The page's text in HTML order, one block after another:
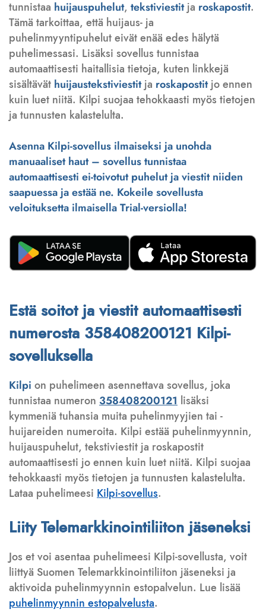
tunnistaa huijauspuhelut, tekstiviestitja roskapostit.
Tämä tarkoittaa, että huijaus- ja
puhelinmyyntipuhelut eivät enää edes hälytä
puhelimessasi. Lisäksi sovellus tunnistaa
automaattisesti haitallisia tietoja, kuten linkkejä
sisältävät huijaustekstiviestitja roskapostitjo ennen
kuin luet niitä. Kilpi suojaa tehokkaasti myös tietojen
ja tunnusten kalastelulta.
Asenna Kilpi-sovellus ilmaiseksi ja unohda
manuaaliset haut – sovellus tunnistaa
automaattisesti ei-toivotut puhelut ja viestit niiden
saapuessa ja estää ne. Kokeile sovellusta
veloituksetta ilmaisella Trial-versiolla!
Estä soitot ja viestit automaattisesti
numerosta 358408200121 Kilpi-
sovelluksella
Kilpi on puhelimeen asennettava sovellus, joka
tunnistaa numeron 358408200121 lisäksi
kymmeniä tuhansia muita puhelinmyyjien tai -
huijareiden numeroita. Kilpi estää puhelinmyynnin,
huijauspuhelut, tekstiviestit ja roskapostit
automaattisesti jo ennen kuin luet niitä. Kilpi suojaa
tehokkaasti myös tietojen ja tunnusten kalastelulta.
Lataa puhelimeesi Kilpi-sovellus.
Liity Telemarkkinointiliiton jäseneksi
Jos et voi asentaa puhelimeesi Kilpi-sovellusta, voit
liittyä Suomen Telemarkkinointiliiton jäseneksi ja
aktivoida puhelinmyynnin estopalvelun. Lue lisää
puhelinmyynnin estopalvelusta.